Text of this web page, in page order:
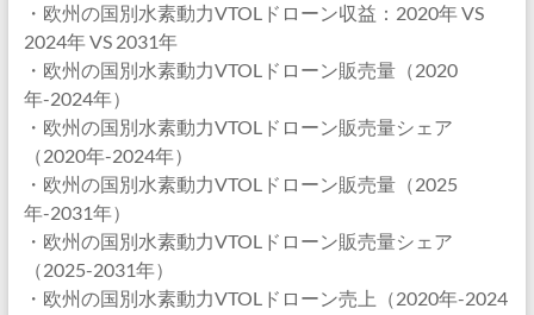
・欧州の国別水素動力VTOLドローン収益：2020年 VS
2024年 VS 2031年
・欧州の国別水素動力VTOLドローン販売量（2020
年-2024年）
・欧州の国別水素動力VTOLドローン販売量シェア
（2020年-2024年）
・欧州の国別水素動力VTOLドローン販売量（2025
年-2031年）
・欧州の国別水素動力VTOLドローン販売量シェア
（2025-2031年）
・欧州の国別水素動力VTOLドローン売上（2020年-2024